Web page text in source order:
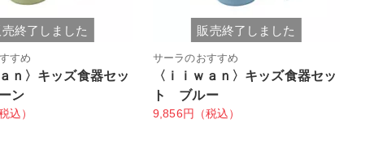
終了しました
すめ
ｎ〉キッズ食器セッ
ン
込）
販売終了しました
サーラのおすすめ
〈ｉｉｗａｎ〉キッズ食器セッ
ト ブルー
9,856円（税込）